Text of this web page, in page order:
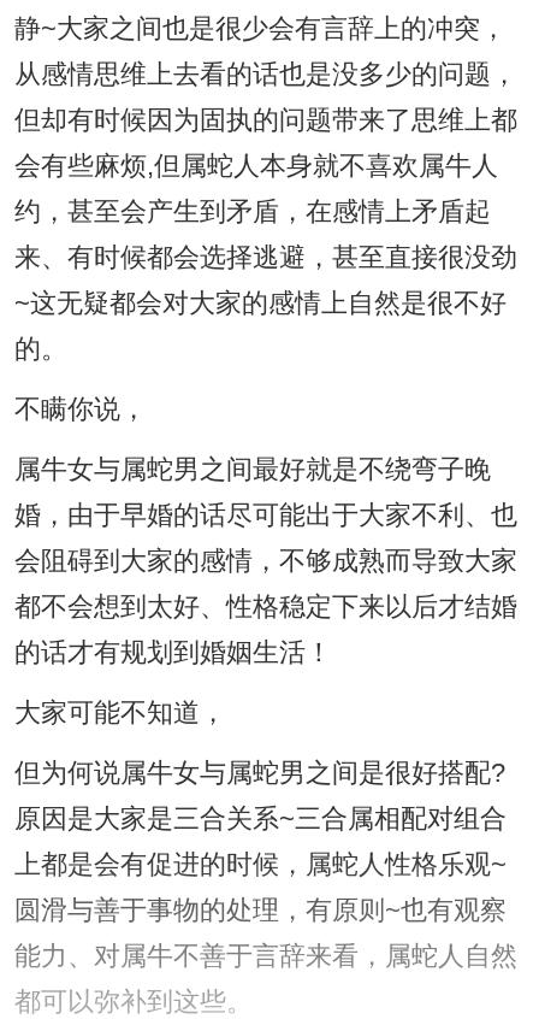
静~大家之间也是很少会有言辞上的冲突，
从感情思维上去看的话也是没多少的问题，
但却有时候因为固执的问题带来了思维上都
会有些麻烦,但属蛇人本身就不喜欢属牛人
约，甚至会产生到矛盾，在感情上矛盾起
来、有时候都会选择逃避，甚至直接很没劲
~这无疑都会对大家的感情上自然是很不好
的。
不瞒你说，
属牛女与属蛇男之间最好就是不绕弯子晚
婚，由于早婚的话尽可能出于大家不利、也
会阻碍到大家的感情，不够成熟而导致大家
都不会想到太好、性格稳定下来以后才结婚
的话才有规划到婚姻生活！
大家可能不知道，
但为何说属牛女与属蛇男之间是很好搭配?
原因是大家是三合关系~三合属相配对组合
上都是会有促进的时候，属蛇人性格乐观~
圆滑与善于事物的处理，有原则~也有观察
能力、对属牛不善于言辞来看，属蛇人自然
都可以弥补到这些。